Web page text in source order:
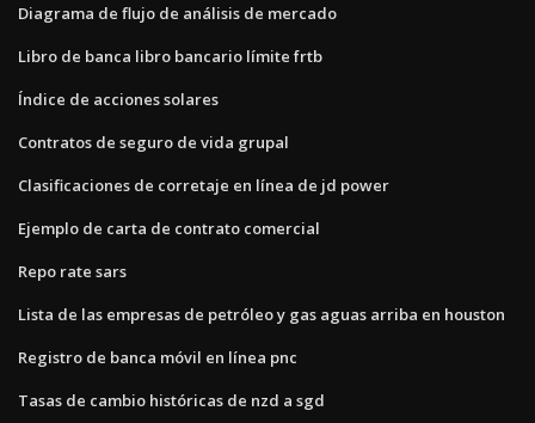
Diagrama de flujo de análisis de mercado
Libro de banca libro bancario límite frtb
Índice de acciones solares
Contratos de seguro de vida grupal
Clasificaciones de corretaje en línea de jd power
Ejemplo de carta de contrato comercial
Repo rate sars
Lista de las empresas de petróleo y gas aguas arriba en houston
Registro de banca móvil en línea pnc
Tasas de cambio históricas de nzd a sgd